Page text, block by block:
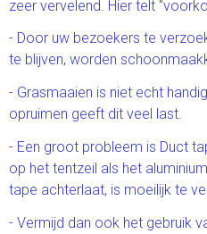
zeer vervelend. Hier telt
- Door uw bezoekers te
te blijven, worden
- Grasmaaien is niet echt
opruimen geeft dit veel last.
- Een groot probleem is Duct
op het tentzeil als het
tape achterlaat, is moeilijk te
- Vermijd dan ook het gebruik